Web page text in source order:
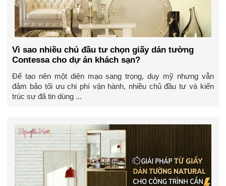
Vì sao nhiều chủ đầu tư chọn giấy dán tường
Contessa cho dự án khách sạn?
Để tạo nên một diện mạo sang trọng, duy mỹ nhưng vẫn
đảm bảo tối ưu chi phí vận hành, nhiều chủ đầu tư và kiến
trúc sư đã tin dùng ...